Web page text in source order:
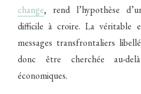
change, rend l’hypothèse
difficile à croire. La véritable
messages transfrontaliers
donc être cherchée au-
économiques.